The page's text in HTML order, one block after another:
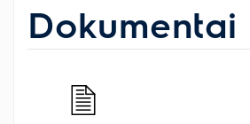
Dokumentai